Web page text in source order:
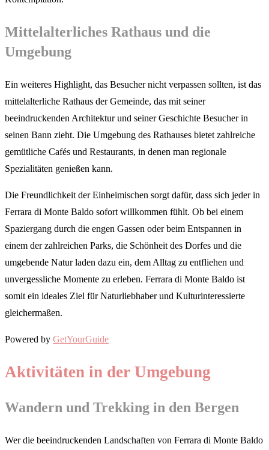
Mittelalterliches Rathaus und die
Umgebung
Ein weiteres Highlight, das Besucher nicht verpassen sollten, ist das
mittelalterliche Rathaus der Gemeinde, das mit seiner
beeindruckenden Architektur und seiner Geschichte Besucher in
seinen Bann zieht. Die Umgebung des Rathauses bietet zahlreiche
gemütliche Cafés und Restaurants, in denen man regionale
Spezialitäten genießen kann.
Die Freundlichkeit der Einheimischen sorgt dafür, dass sich jeder in
Ferrara di Monte Baldo sofort willkommen fühlt. Ob bei einem
Spaziergang durch die engen Gassen oder beim Entspannen in
einem der zahlreichen Parks, die Schönheit des Dorfes und die
umgebende Natur laden dazu ein, dem Alltag zu entfliehen und
unvergessliche Momente zu erleben. Ferrara di Monte Baldo ist
somit ein ideales Ziel für Naturliebhaber und Kulturinteressierte
gleichermaßen.
Powered by GetYourGuide
Aktivitäten in der Umgebung
Wandern und Trekking in den Bergen
Wer die beeindruckenden Landschaften von Ferrara di Monte Baldo